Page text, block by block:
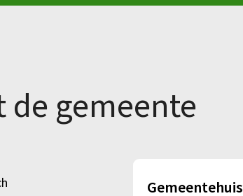
gemeente
Gemeentehuis